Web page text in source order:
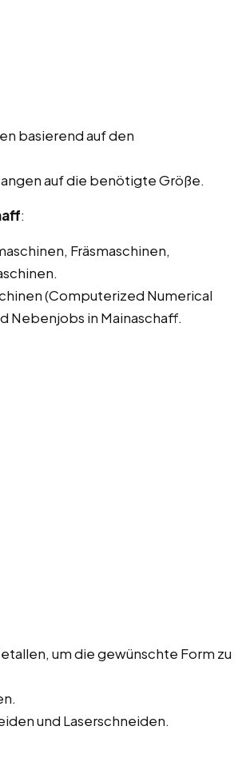
basierend auf den
auf die benötigte Größe.
:
Fräsmaschinen,
(Computerized Numerical
Nebenjobs in Mainaschaff.
um die gewünschte Form zu
und Laserschneiden.